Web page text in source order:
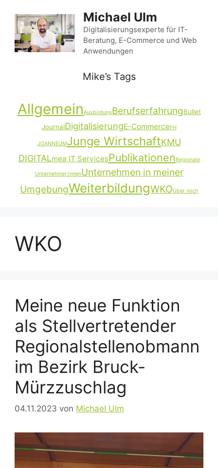
Inhalt
springen
Michael Ulm
Digitalisierungsexperte für IT-
Beratung, E-Commerce und Web
Anwendungen
Mike’s Tags
AllgemeinAusbildungBerufserfahrungBullet
JournalDigitalisierungE-CommerceFH
JOANNEUMJunge WirtschaftKMU
DIGITALmea IT ServicesPublikationen Regionale
Unternehmer:innenUnternehmen in meiner
UmgebungWeiterbildungWKOÜber mich
WKO
Meine neue Funktion
als Stellvertretender
Regionalstellenobmann
im Bezirk Bruck-
Mürzzuschlag
04.11.2023 von Michael Ulm